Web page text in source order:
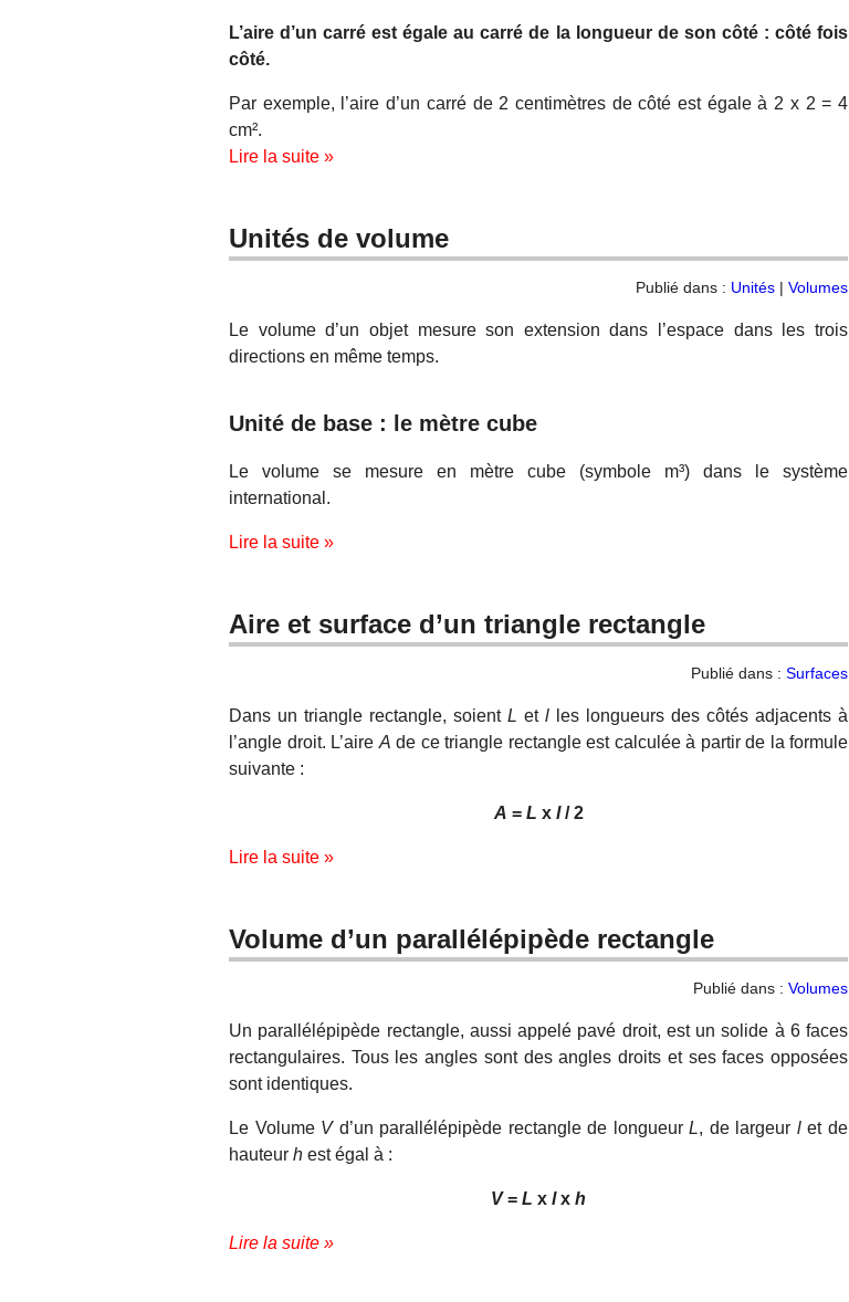
L’aire d’un carré est égale au carré de la longueur de son côté : côté fois
côté.
Par exemple, l’aire d’un carré de 2 centimètres de côté est égale à 2 x 2 = 4
cm².
Lire la suite »
Unités de volume
Publié dans : Unités | Volumes
Le volume d’un objet mesure son extension dans l’espace dans les trois
directions en même temps.
Unité de base : le mètre cube
Le volume se mesure en mètre cube (symbole m³) dans le système
international.
Lire la suite »
Aire et surface d’un triangle rectangle
Publié dans : Surfaces
Dans un triangle rectangle, soient L et l les longueurs des côtés adjacents à
l’angle droit. L’aire A de ce triangle rectangle est calculée à partir de la formule
suivante :
A = L x l/ 2
Lire la suite »
Volume d’un parallélépipède rectangle
Publié dans : Volumes
Un parallélépipède rectangle, aussi appelé pavé droit, est un solide à 6 faces
rectangulaires. Tous les angles sont des angles droits et ses faces opposées
sont identiques.
Le Volume Vd’un parallélépipède rectangle de longueurL, de largeur let de
hauteur h est égal à :
V= L x lx h
Lire la suite »